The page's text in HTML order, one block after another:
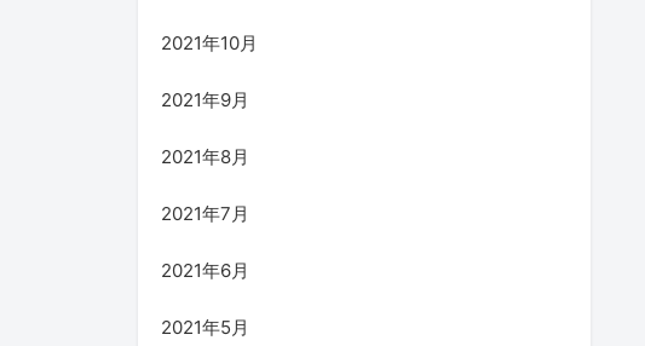
2021年10月
2021年9月
2021年8月
2021年7月
2021年6月
2021年5月